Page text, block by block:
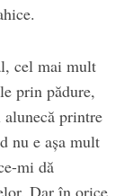
cel mai mult
prin pădure,
alunecă printre
nu e așa mult
mi dă
Dar în orice